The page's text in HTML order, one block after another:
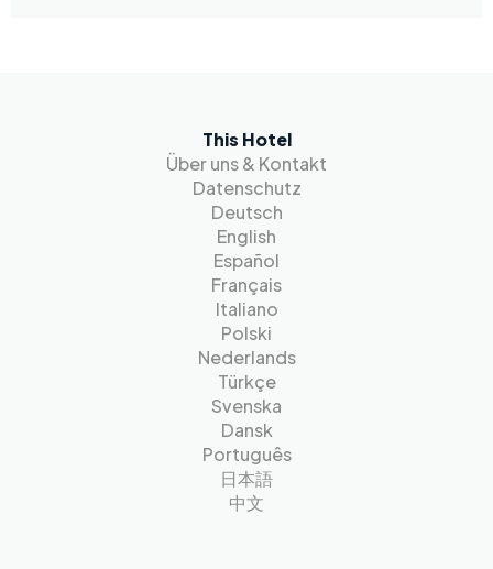
This Hotel
Über uns & Kontakt
Datenschutz
Deutsch
English
Español
Français
Italiano
Polski
Nederlands
Türkçe
Svenska
Dansk
Português
日本語
中文